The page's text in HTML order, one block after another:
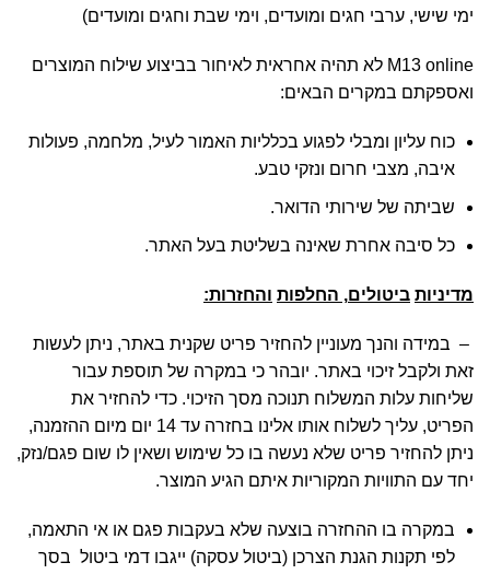
ימי שישי, ערבי חגים ומועדים, וימי שבת וחגים ומועדים)
M13 online לא תהיה אחראית לאיחור בביצוע שילוח המוצרים
ואספקתם במקרים הבאים:
כוח עליון ומבלי לפגוע בכלליות האמור לעיל, מלחמה, פעולות
איבה, מצבי חרום ונזקי טבע.
שביתה של שירותי הדואר.
כל סיבה אחרת שאינה בשליטת בעל האתר.
מדיניות ביטולים, החלפות והחזרות:
– במידה והנך מעוניין להחזיר פריט שקנית באתר, ניתן לעשות
זאת ולקבל זיכוי באתר. יובהר כי במקרה של תוספת עבור
שליחות עלות המשלוח תנוכה מסך הזיכוי. כדי להחזיר את
הפריט, עליך לשלוח אותו אלינו בחזרה עד 14 יום מיום ההזמנה,
ניתן להחזיר פריט שלא נעשה בו כל שימוש ושאין לו שום פגם/נזק,
יחד עם התוויות המקוריות איתם הגיע המוצר.
במקרה בו ההחזרה בוצעה שלא בעקבות פגם או אי התאמה,
לפי תקנות הגנת הצרכן (ביטול עסקה) ייגבו דמי ביטול בסך